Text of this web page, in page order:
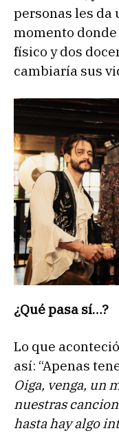
personas les da
momento
físico y dos
cambiaría sus
¿Qué pasa sí…?
Lo que
así: “Apenas
Oiga, venga, un
nuestras
hasta hay algo